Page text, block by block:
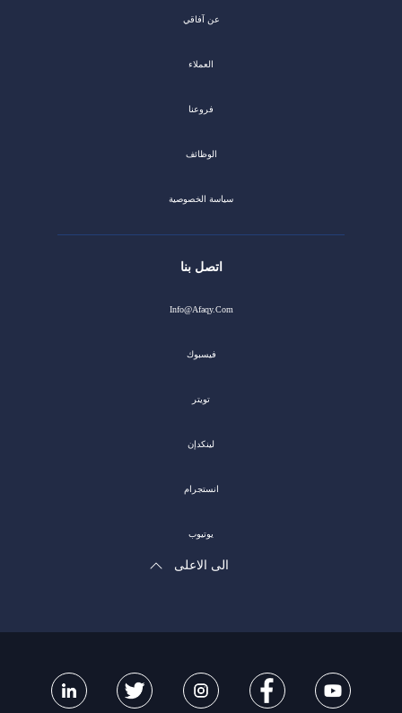
عن آفاقي
العملاء
فروعنا
الوظائف
سياسة الخصوصية
اتصل بنا
Info@afaqy.com
فيسبوك
تويتر
لينكدإن
انستجرام
يوتيوب
الى الاعلى